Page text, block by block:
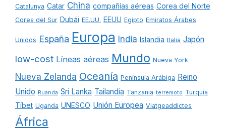
Catalunya Catar China compañías aéreas Corea del Norte
Corea del Sur Dubái EE.UU. EEUU Egipto Emiratos Árabes
Unidos España Europa India Islandia Italia Japón
low-cost Líneas aéreas Mundo Nueva York
Nueva Zelanda Oceanía Península Arábiga Reino
Unido Ruanda Sri Lanka Tailandia Tanzania terremoto Turquía
Tíbet Uganda UNESCO Unión Europea Viatgeaddictes
África